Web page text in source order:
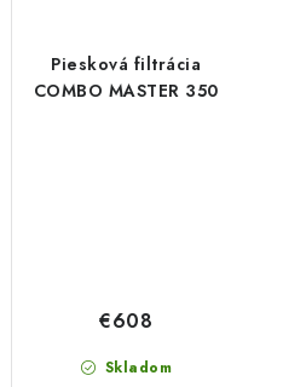
Piesková filtrácia
COMBO MASTER 350
Skladom
€608